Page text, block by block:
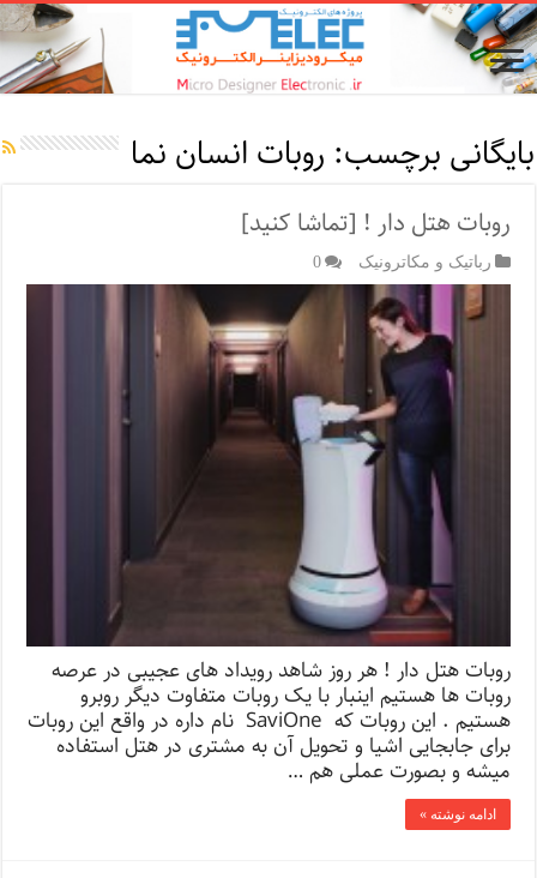
بایگانی برچسب: روبات انسان نما
روبات هتل دار ! [تماشا کنید]
رباتیک و مکاترونیک 0
روبات هتل دار ! هر روز شاهد رویداد های عجیبی در عرصه
روبات ها هستیم اینبار با یک روبات متفاوت دیگر روبرو
هستیم . این روبات که SaviOne نام داره در واقع این روبات
برای جابجایی اشیا و تحویل آن به مشتری در هتل استفاده
میشه و بصورت عملی هم …
ادامه نوشته »